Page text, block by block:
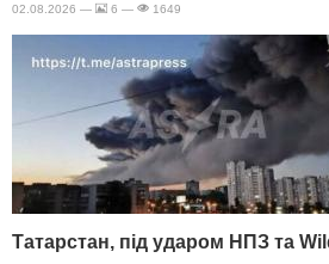
02.08.2026 — 6 — 1649
Татарстан, під ударом НПЗ та